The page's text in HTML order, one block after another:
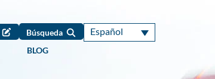
Búsqueda Español
BLOG